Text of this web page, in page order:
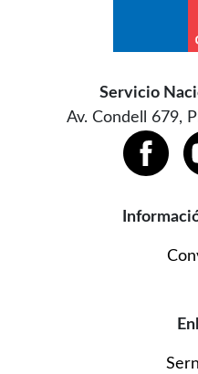
Servicio
Av. Condell 679,